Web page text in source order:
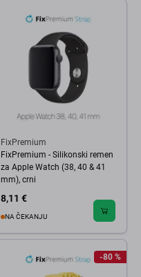
FixPremium
FixPremium - Silikonski remen
za Apple Watch (38, 40 & 41
mm), crni
8,11 €
NA ČEKANJU
-80 %